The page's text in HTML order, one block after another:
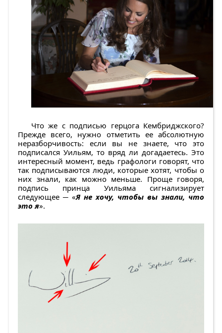
Что же с подписью герцога Кембриджского?
Прежде всего, нужно отметить ее абсолютную
неразборчивость: если вы не знаете, что это
подписался Уильям, то вряд ли догадаетесь. Это
интересный момент, ведь графологи говорят, что
так подписываются люди, которые хотят, чтобы о
них знали, как можно меньше. Проще говоря,
подпись принца Уильяма сигнализирует
следующее ─ «Я не хочу, чтобы вы знали, что
это я».